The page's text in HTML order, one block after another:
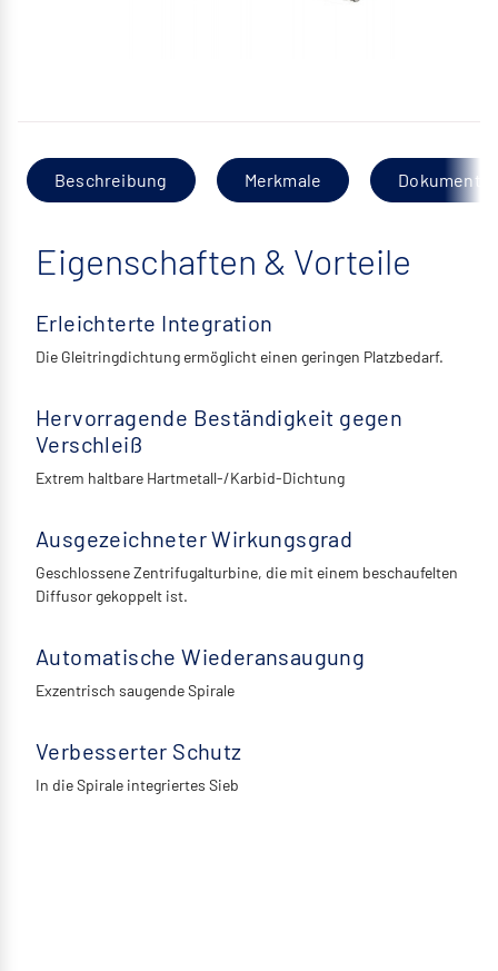
Beschreibung Merkmale
Eigenschaften & Vorteile
Erleichterte Integration
Die Gleitringdichtung ermöglicht einen geringen Platzbedarf.
Hervorragende Beständigkeit gegen
Verschleiß
Extrem haltbare Hartmetall-/Karbid-Dichtung
Ausgezeichneter Wirkungsgrad
Geschlossene Zentrifugalturbine, die mit einem beschaufelten
Diffusor gekoppelt ist.
Automatische Wiederansaugung
Exzentrisch saugende Spirale
Verbesserter Schutz
In die Spirale integriertes Sieb